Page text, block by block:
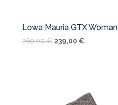
Lowa Mauria GTX Woman
269,00€ Alkuperäinen
239,00 €Nykyinen